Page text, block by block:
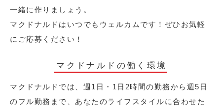
一緒に作りましょう。
マクドナルドはいつでもウェルカムです！ぜひお気軽
にご応募ください！
マクドナルドの働く環境
マクドナルドでは、週1日・1日2時間の勤務から週5日
のフル勤務まで、あなたのライフスタイルに合わせた